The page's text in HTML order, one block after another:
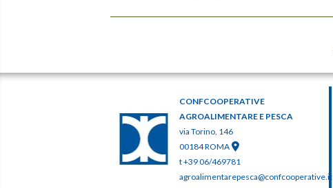
CONFCOOPERATIVE
AGROALIMENTARE E PESCA
via Torino, 146
00184 ROMA
t +39 06/469781
agroalimentarepesca@confcooperative.it